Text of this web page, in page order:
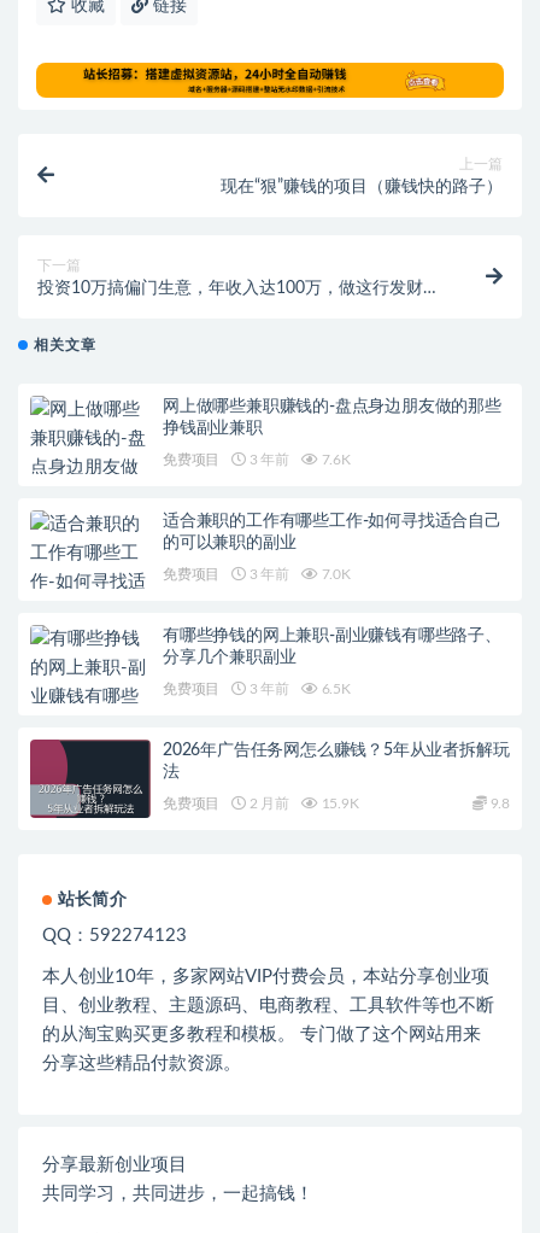
收藏 链接
上一篇
现在“狠”赚钱的项目（赚钱快的路子）
下一篇
投资10万搞偏门生意，年收入达100万，做这行发财
相关文章
网上做哪些兼职赚钱的-盘点身边朋友做的那些
挣钱副业兼职
免费项目 3 年前 7.6K
适合兼职的工作有哪些工作-如何寻找适合自己
的可以兼职的副业
免费项目 3 年前 7.0K
有哪些挣钱的网上兼职-副业赚钱有哪些路子、
分享几个兼职副业
免费项目 3 年前 6.5K
2026年广告任务网怎么赚钱？5年从业者拆解玩
法
免费项目 2 月前 15.9K 9.8
站长简介
QQ：592274123
本人创业10年，多家网站VIP付费会员，本站分享创业项
目、创业教程、主题源码、电商教程、工具软件等也不断
的从淘宝购买更多教程和模板。 专门做了这个网站用来
分享这些精品付款资源。
分享最新创业项目
共同学习，共同进步，一起搞钱！